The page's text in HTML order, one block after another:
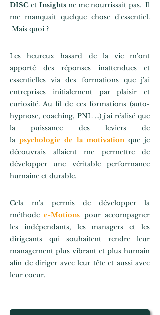
DISC et Insightsne me nourrissait pas. Il
me manquait quelque chose d'essentiel.
Mais quoi ?
Les heureux hasard de la vie m'ont
apporté des réponses inattendues et
essentielles via des formations que j'ai
entreprises initialement par plaisir et
curiosité. Au fil de ces formations (auto-
hypnose, coaching, PNL ...)j'ai réalisé que
la puissance des leviers de
lapsychologie de la motivationque je
découvrais allaient me permettre de
développer une véritable performance
humaine et durable.
Cela m'a permis de développer la
méthodee-Motions pour accompagner
les indépendants, les managers et les
dirigeants qui souhaitent rendre leur
management plus vibrant et plus humain
afin de diriger avec leur tête et aussi avec
leur coeur.